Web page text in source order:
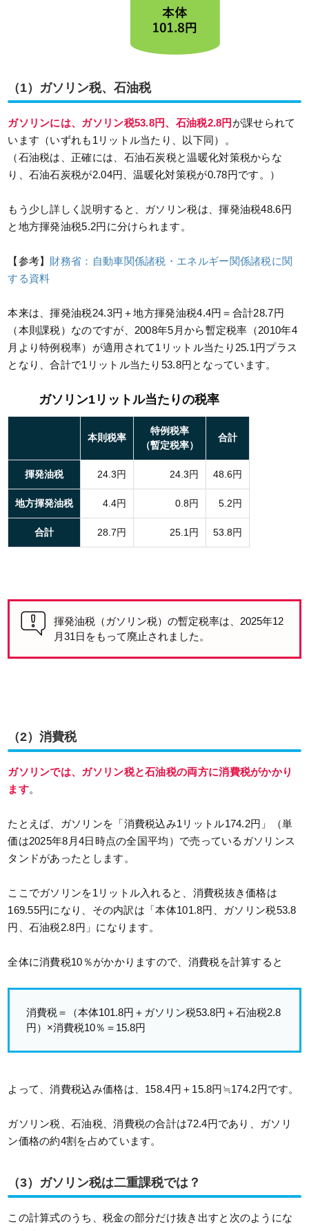
（1）ガソリン税、石油税
ガソリンには、ガソリン税53.8円、石油税2.8円 が課せられて
います（いずれも1リットル当たり、以下同）。
（石油税は、正確には、石油石炭税と温暖化対策税からな
り、石油石炭税が2.04円、温暖化対策税が0.78円です。）
もう少し詳しく説明すると、ガソリン税は、揮発油税48.6円
と地方揮発油税5.2円に分けられます。
【参考】 財務省：自動車関係諸税・エネルギー関係諸税に関
する資料
本来は、揮発油税24.3円＋地方揮発油税4.4円＝合計28.7円
（本則課税）なのですが、2008年5月から暫定税率（2010年4
月より特例税率）が適用されて1リットル当たり25.1円プラス
となり、合計で1リットル当たり53.8円となっています。
ガソリン1リットル当たりの税率
本則税率
特例税率
（暫定税率）
合計
揮発油税 24.3円 24.3円 48.6円
地方揮発油税 4.4円 0.8円 5.2円
合計 28.7円 25.1円 53.8円
揮発油税（ガソリン税）の暫定税率は、2025年12
月31日をもって廃止されました。
（2）消費税
ガソリンでは、ガソリン税と石油税の両方に消費税がかかり
ます。
たとえば、ガソリンを「消費税込み1リットル174.2円」（単
価は2025年8月4日時点の全国平均）で売っているガソリンス
タンドがあったとします。
ここでガソリンを1リットル入れると、消費税抜き価格は
169.55円になり、その内訳は「本体101.8円、ガソリン税53.8
円、石油税2.8円」になります。
全体に消費税10％がかかりますので、消費税を計算すると
消費税＝（本体101.8円＋ガソリン税53.8円＋石油税2.8
円）×消費税10％＝15.8円
よって、消費税込み価格は、158.4円＋15.8円≒174.2円です。
ガソリン税、石油税、消費税の合計は72.4円であり、ガソリ
ン価格の約4割を占めています。
（3）ガソリン税は二重課税では？
この計算式のうち、税金の部分だけ抜き出すと次のようにな